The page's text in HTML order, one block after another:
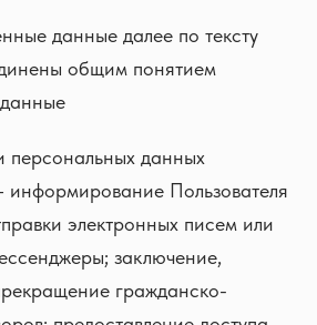
данные далее по тексту
общим понятием
персональных данных
информирование Пользователя
электронных писем или
заключение,
гражданско-